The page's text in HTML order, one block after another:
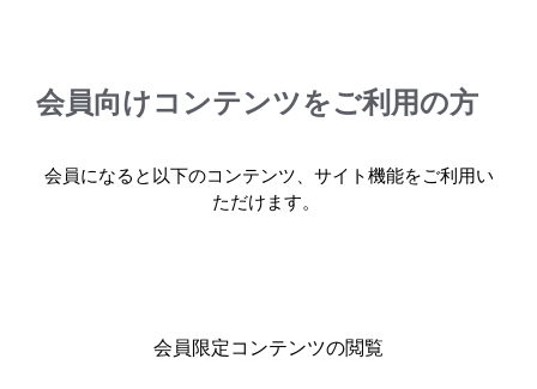
会員向けコンテンツをご利用の方
会員になると以下のコンテンツ、サイト機能をご利用い
ただけます。
会員限定コンテンツの閲覧